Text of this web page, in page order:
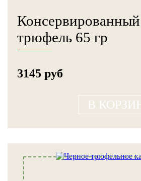
трюфель 65 гр
3145 руб
В